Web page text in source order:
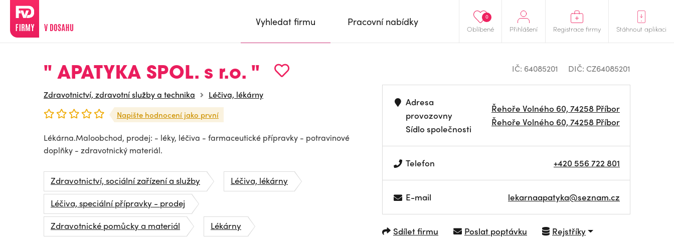
Oblíbené
0
Přihlášení Registrace firmy Stáhnout aplikaci
Vyhledat firmu Pracovní nabídky
" APATYKA SPOL. s r.o. "
Zdravotnictví, zdravotní služby a technika Léčiva, lékárny
Napište hodnocení jako první
Lékárna.Maloobchod, prodej: - léky, léčiva - farmaceutické přípravky - potravinové
doplňky - zdravotnický materiál.
Zdravotnictví, sociální zařízení a služby
Léčiva, lékárny
Léčiva, speciální přípravky - prodej
Zdravotnické pomůcky a materiál
Lékárny
IČ: 64085201 DIČ: CZ64085201
Adresa
provozovny
Sídlo společnosti
Řehoře Volného 60, 74258 Příbor
Řehoře Volného 60, 74258 Příbor
Telefon +420 556 722 801
E-mail lekarnaapatyka@seznam.cz
Sdílet firmu Poslat poptávku Rejstříky